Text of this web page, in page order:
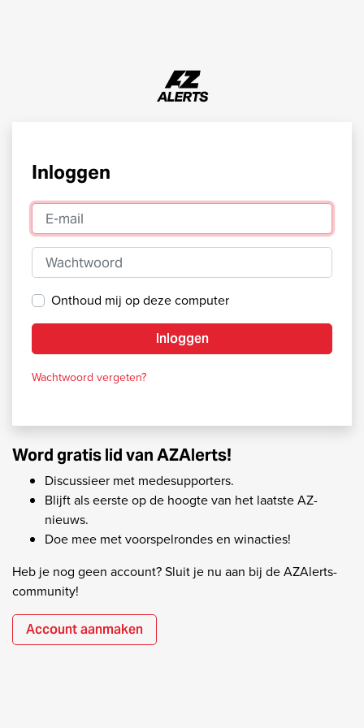
Inloggen
E-mail
Wachtwoord
Onthoud mij op deze computer
Inloggen
Wachtwoord vergeten?
Word gratis lid van AZAlerts!
Discussieer met medesupporters.
Blijft als eerste op de hoogte van het laatste AZ-
nieuws.
Doe mee met voorspelrondes en winacties!
Heb je nog geen account? Sluit je nu aan bij de AZAlerts-
community!
Account aanmaken